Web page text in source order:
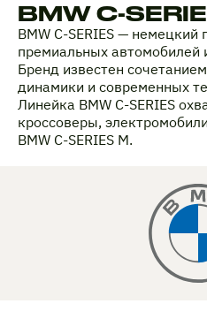
BMW C-
BMW C-SERIES — немецкий
премиальных автомобилей
Бренд известен
динамики и современных
Линейка BMW C-SERIES
кроссоверы,
BMW C-SERIES M.